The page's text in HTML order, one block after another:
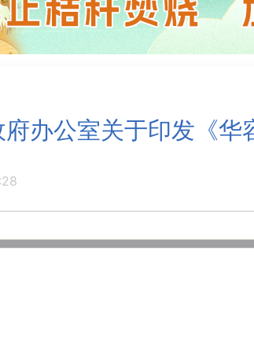
办公室关于印发《